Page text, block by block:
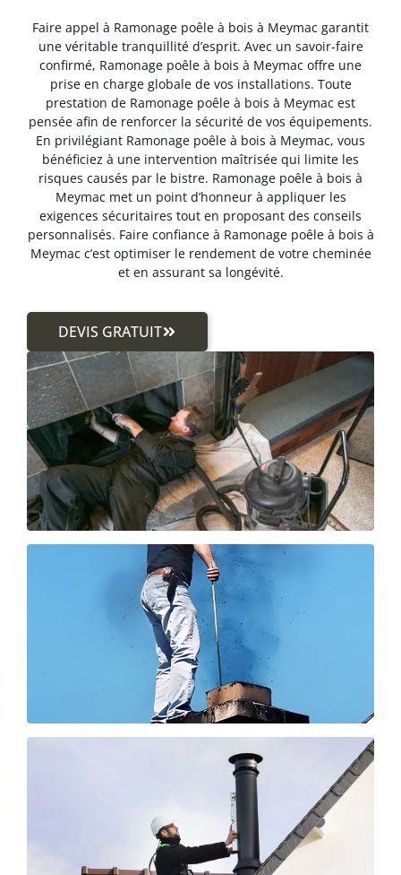
Faire appel à Ramonage poêle à bois à Meymac garantit
une véritable tranquillité d’esprit. Avec un savoir-faire
confirmé, Ramonage poêle à bois à Meymac offre une
prise en charge globale de vos installations. Toute
prestation de Ramonage poêle à bois à Meymac est
pensée afin de renforcer la sécurité de vos équipements.
En privilégiant Ramonage poêle à bois à Meymac, vous
bénéficiez à une intervention maîtrisée qui limite les
risques causés par le bistre. Ramonage poêle à bois à
Meymac met un point d’honneur à appliquer les
exigences sécuritaires tout en proposant des conseils
personnalisés. Faire confiance à Ramonage poêle à bois à
Meymac c’est optimiser le rendement de votre cheminée
et en assurant sa longévité.
DEVIS GRATUIT